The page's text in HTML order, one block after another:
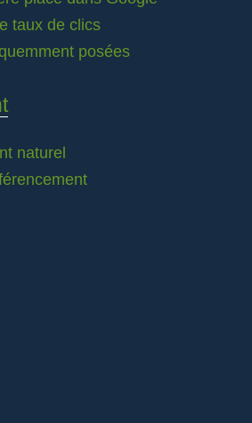
taux de clics
posées
naturel